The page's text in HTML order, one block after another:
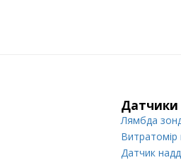
Датчики
Лямбда
Витратомір
Датчик